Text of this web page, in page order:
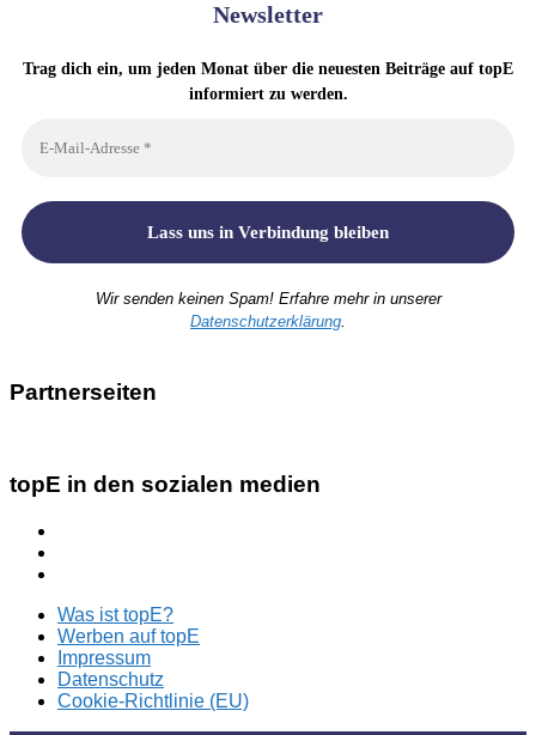
Newsletter
Trag dich ein, um jeden Monat über die neuesten Beiträge auf topE
informiert zu werden.
Wir senden keinen Spam! Erfahre mehr in unserer
Datenschutzerklärung.
Partnerseiten
topE in den sozialen medien
Was ist topE?
Werben auf topE
Impressum
Datenschutz
Cookie-Richtlinie (EU)